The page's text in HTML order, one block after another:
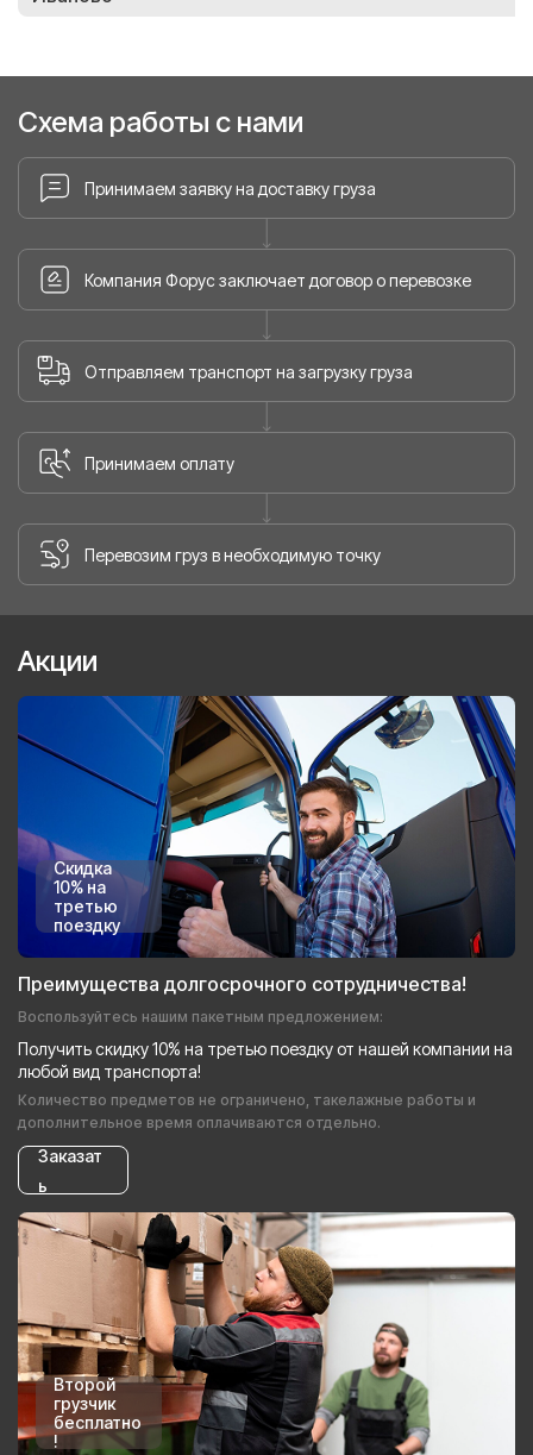
Схема работы с нами
Принимаем заявку на доставку груза
Компания Форус заключает договор о перевозке
Отправляем транспорт на загрузку груза
Принимаем оплату
Перевозим груз в необходимую точку
Акции
Скидка
10% на
третью
поездку
Преимущества долгосрочного сотрудничества!
Воспользуйтесь нашим пакетным предложением:
Получить скидку 10% на третью поездку от нашей компании на
любой вид транспорта!
Количество предметов не ограничено, такелажные работы и
дополнительное время оплачиваются отдельно.
Заказат
ь
Второй
грузчик
бесплатно
!